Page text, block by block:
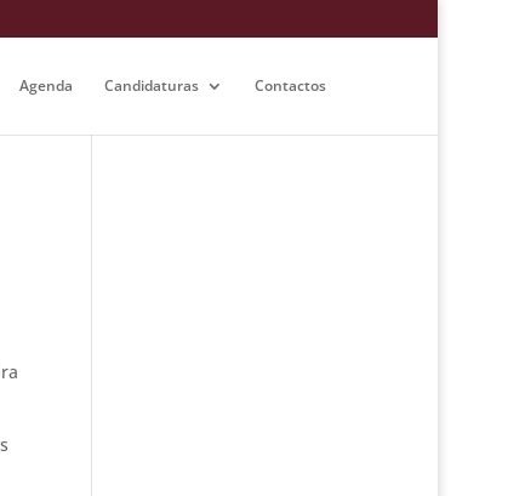
Agenda Candidaturas Contactos